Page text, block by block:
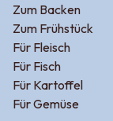
Zum Backen
Zum Frühstück
Für Fleisch
Für Fisch
Für Kartoffel
Für Gemüse